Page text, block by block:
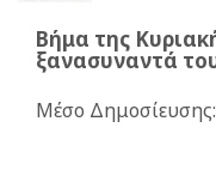
Βήμα της
ξανασυναντά
Μέσο